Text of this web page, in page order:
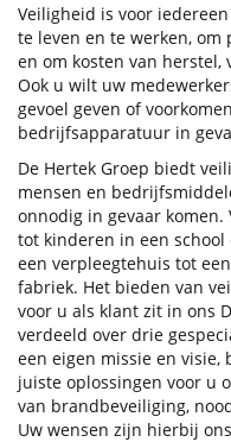
Veiligheid is voor
te leven en te werken, om
en om kosten van
Ook u wilt uw
gevoel geven of
bedrijfsapparatuur in
De Hertek Groep biedt
mensen en
onnodig in gevaar
tot kinderen in een
een verpleegtehuis tot
fabriek. Het bieden van
voor u als klant zit in ons
verdeeld over drie
een eigen missie en visie,
juiste oplossingen voor u
van brandbeveiliging,
Uw wensen zijn hierbij